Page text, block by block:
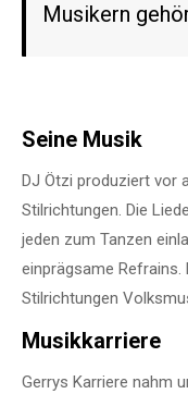
Musikern
Seine Musik
DJ Ötzi produziert vor
Stilrichtungen. Die
jeden zum Tanzen
einprägsame Refrains.
Stilrichtungen
Musikkarriere
Gerrys Karriere nahm